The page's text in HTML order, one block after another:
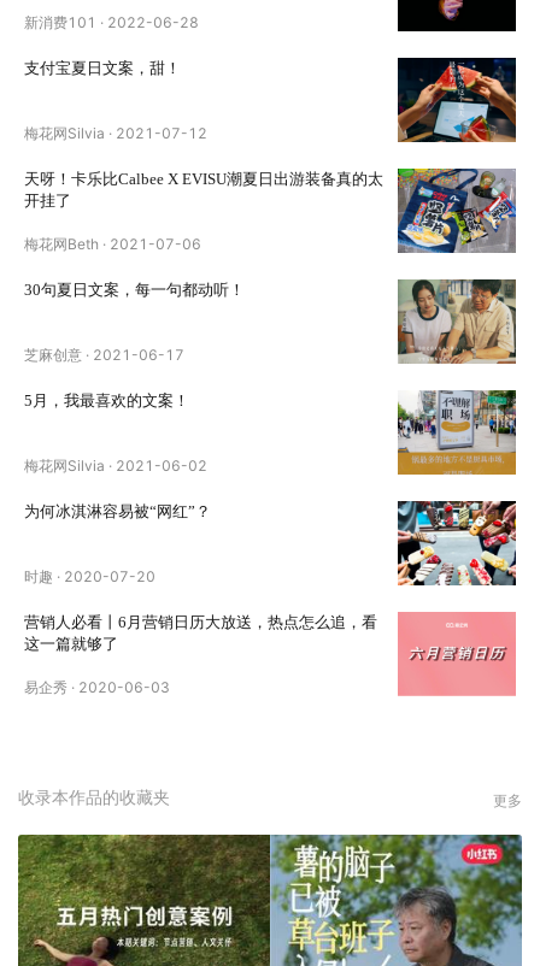
新消费101 · 2022-06-28
支付宝夏日文案，甜！
梅花网Silvia · 2021-07-12
天呀！卡乐比Calbee X EVISU潮夏日出游装备真的太
开挂了
梅花网Beth · 2021-07-06
30句夏日文案，每一句都动听！
芝麻创意 · 2021-06-17
5月，我最喜欢的文案！
梅花网Silvia · 2021-06-02
为何冰淇淋容易被“网红”？
时趣 · 2020-07-20
营销人必看丨6月营销日历大放送，热点怎么追，看
这一篇就够了
易企秀 · 2020-06-03
收录本作品的收藏夹 更多